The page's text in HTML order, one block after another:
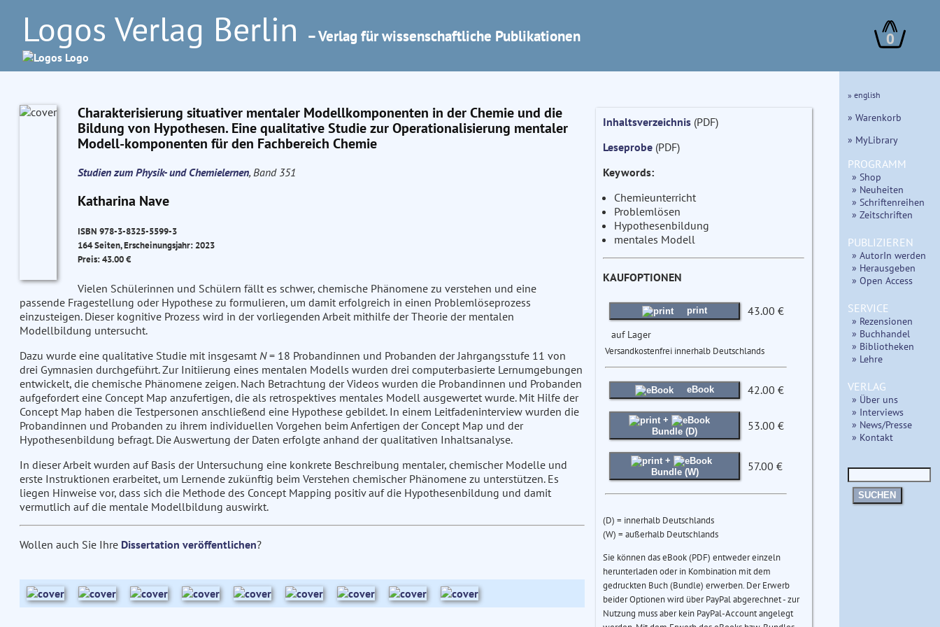
Logos Verlag Berlin – Verlag für wissenschaftliche Publikationen 0
Charakterisierung situativer mentaler Modellkomponenten in der Chemie und die
Bildung von Hypothesen. Eine qualitative Studie zur Operationalisierung mentaler
Modell-komponenten für den Fachbereich Chemie
Studien zum Physik- und Chemielernen, Band 351
Katharina Nave
ISBN 978-3-8325-5599-3
164 Seiten, Erscheinungsjahr: 2023
Preis: 43.00 €
Vielen Schülerinnen und Schülern fällt es schwer, chemische Phänomene zu verstehen und eine
passende Fragestellung oder Hypothese zu formulieren, um damit erfolgreich in einen Problemlöseprozess
einzusteigen. Dieser kognitive Prozess wird in der vorliegenden Arbeit mithilfe der Theorie der mentalen
Modellbildung untersucht.
Dazu wurde eine qualitative Studie mit insgesamt N= 18 Probandinnen und Probanden der Jahrgangsstufe 11 von
drei Gymnasien durchgeführt. Zur Initiierung eines mentalen Modells wurden drei computerbasierte Lernumgebungen
entwickelt, die chemische Phänomene zeigen. Nach Betrachtung der Videos wurden die Probandinnen und Probanden
aufgefordert eine Concept Map anzufertigen, die als retrospektives mentales Modell ausgewertet wurde. Mit Hilfe der
Concept Map haben die Testpersonen anschließend eine Hypothese gebildet. In einem Leitfadeninterview wurden die
Probandinnen und Probanden zu ihrem individuellen Vorgehen beim Anfertigen der Concept Map und der
Hypothesenbildung befragt. Die Auswertung der Daten erfolgte anhand der qualitativen Inhaltsanalyse.
In dieser Arbeit wurden auf Basis der Untersuchung eine konkrete Beschreibung mentaler, chemischer Modelle und
erste Instruktionen erarbeitet, um Lernende zukünftig beim Verstehen chemischer Phänomene zu unterstützen. Es
liegen Hinweise vor, dass sich die Methode des Concept Mapping positiv auf die Hypothesenbildung und damit
vermutlich auf die mentale Modellbildung auswirkt.
Wollen auch Sie Ihre Dissertation veröffentlichen?
Inhaltsverzeichnis(PDF)
Leseprobe(PDF)
Keywords:
Chemieunterricht
Problemlösen
Hypothesenbildung
mentales Modell
KAUFOPTIONEN
print 43.00 €
auf Lager
Versandkostenfrei innerhalb Deutschlands
eBook 42.00 €
+
Bundle (D)
53.00 €
+
Bundle (W)
57.00 €
(D) = innerhalb Deutschlands
(W) = außerhalb Deutschlands
Sie können das eBook (PDF) entweder einzeln
herunterladen oder in Kombination mit dem
gedruckten Buch (Bundle) erwerben. Der Erwerb
beider Optionen wird über PayPal abgerechnet - zur
Nutzung muss aber kein PayPal-Account angelegt
» english
» Warenkorb
» MyLibrary
PROGRAMM
» Shop
» Neuheiten
» Schriftenreihen
» Zeitschriften
PUBLIZIEREN
» AutorIn werden
» Herausgeben
» Open Access
SERVICE
» Rezensionen
» Buchhandel
» Bibliotheken
» Lehre
VERLAG
» Über uns
» Interviews
» News/Presse
» Kontakt
SUCHEN